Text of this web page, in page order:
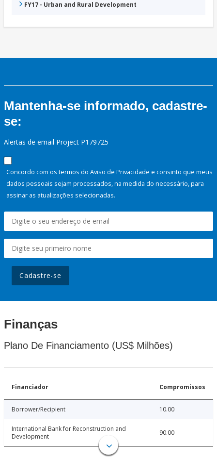
FY17 - Urban and Rural Development
Mantenha-se informado, cadastre-
se:
Alertas de email Project P179725
Concordo com os termos do Aviso de Privacidade e consinto que meus
dados pessoais sejam processados, na medida do necessário, para
assinar as atualizações selecionadas.
Cadastre-se
Finanças
Plano De Financiamento (US$ Milhões)
Financiador Compromissos
Borrower/Recipient 10.00
International Bank for Reconstruction and
Development
90.00